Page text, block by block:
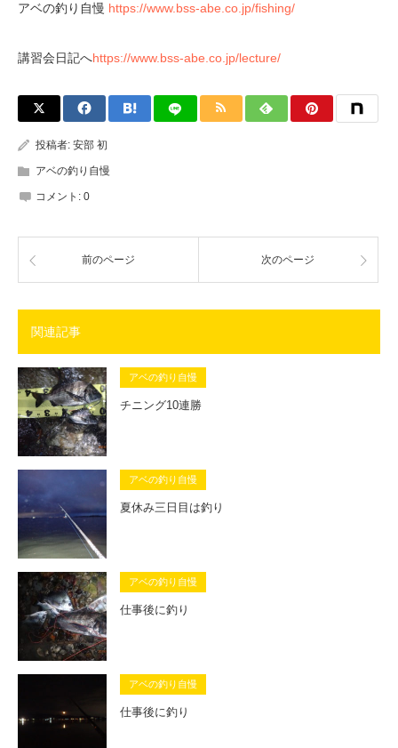
アベの釣り自慢 https://www.bss-abe.co.jp/fishing/
講習会日記へhttps://www.bss-abe.co.jp/lecture/
投稿者: 安部 初
アベの釣り自慢
コメント: 0
前のページ 次のページ
関連記事
アベの釣り自慢
チニング10連勝
アベの釣り自慢
夏休み三日目は釣り
アベの釣り自慢
仕事後に釣り
アベの釣り自慢
仕事後に釣り